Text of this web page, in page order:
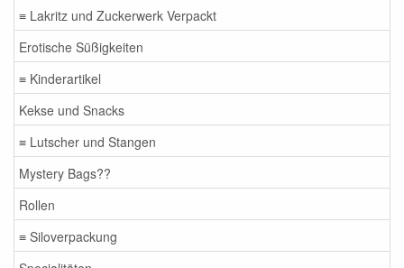
≡ Lakritz und Zuckerwerk Verpackt
Erotische Süßigkeiten
≡ Kinderartikel
Kekse und Snacks
≡ Lutscher und Stangen
Mystery Bags??
Rollen
≡ Siloverpackung